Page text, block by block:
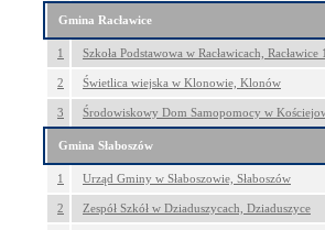
Gmina Racławice
1 Szkoła Podstawowa w Racławicach, Racławice
2 Świetlica wiejska w Klonowie, Klonów
3 Środowiskowy Dom Samopomocy w
Gmina Słaboszów
1 Urząd Gminy w Słaboszowie, Słaboszów
2 Zespół Szkół w Dziaduszycach, Dziaduszyce